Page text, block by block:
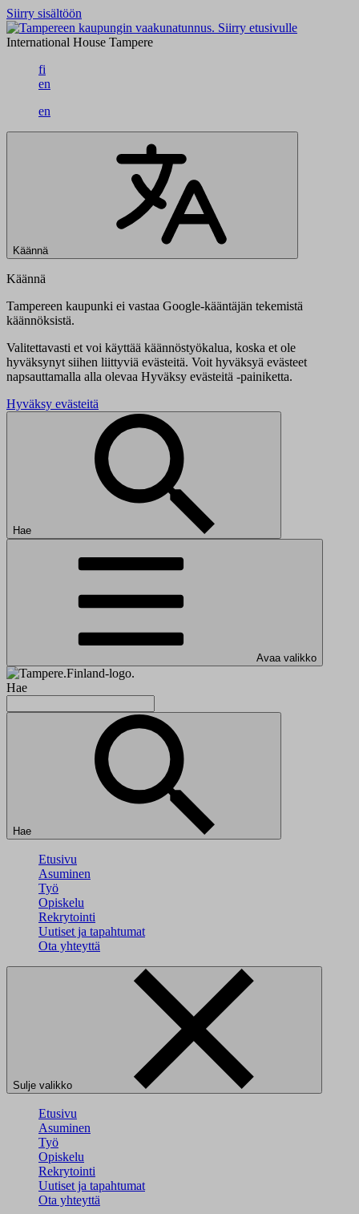
Siirry sisältöön
Siirry etusivulle
International House Tampere
fi
en
en
Käännä
Käännä
Tampereen kaupunki ei vastaa Google-kääntäjän tekemistä
käännöksistä.
Valitettavasti et voi käyttää käännöstyökalua, koska et ole
hyväksynyt siihen liittyviä evästeitä. Voit hyväksyä evästeet
napsauttamalla alla olevaa Hyväksy evästeitä -painiketta.
Hyväksy evästeitä
Hae
Avaa valikko
Hae
Hae
Etusivu
Asuminen
Työ
Opiskelu
Rekrytointi
Uutiset ja tapahtumat
Ota yhteyttä
Sulje valikko
Etusivu
Asuminen
Työ
Opiskelu
Rekrytointi
Uutiset ja tapahtumat
Ota yhteyttä